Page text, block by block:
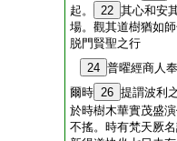
起。
22 其心和安
場。觀其道樹猶如
脱門賢聖之行
24 普曜經商人
爾時 26 提謂波利
於時樹木華實茂盛
不搖。時有梵天厥